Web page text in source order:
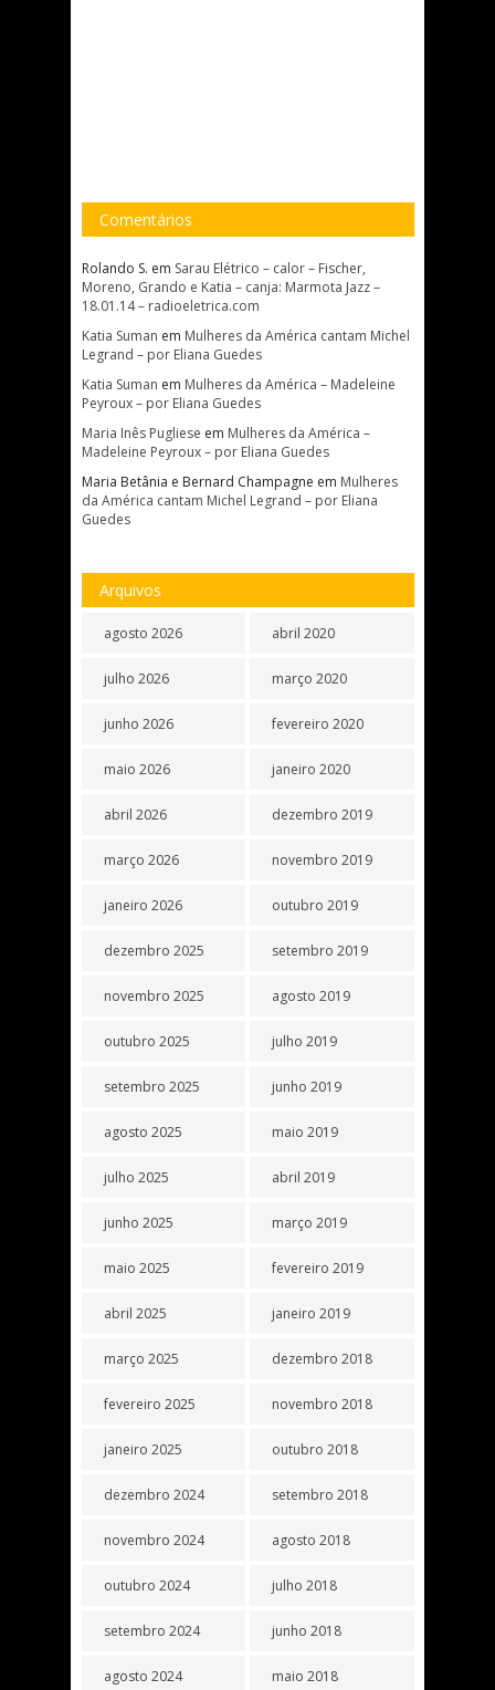
Comentários
Rolando S. em Sarau Elétrico – calor – Fischer,
Moreno, Grando e Katia – canja: Marmota Jazz –
18.01.14 – radioeletrica.com
Katia Suman em Mulheres da América cantam Michel
Legrand – por Eliana Guedes
Katia Suman em Mulheres da América – Madeleine
Peyroux – por Eliana Guedes
Maria Inês Pugliese em Mulheres da América –
Madeleine Peyroux – por Eliana Guedes
Maria Betânia e Bernard Champagne em Mulheres
da América cantam Michel Legrand – por Eliana
Guedes
Arquivos
agosto 2026
julho 2026
junho 2026
maio 2026
abril 2026
março 2026
janeiro 2026
dezembro 2025
novembro 2025
outubro 2025
setembro 2025
agosto 2025
julho 2025
junho 2025
maio 2025
abril 2025
março 2025
fevereiro 2025
janeiro 2025
dezembro 2024
novembro 2024
outubro 2024
setembro 2024
agosto 2024
abril 2020
março 2020
fevereiro 2020
janeiro 2020
dezembro 2019
novembro 2019
outubro 2019
setembro 2019
agosto 2019
julho 2019
junho 2019
maio 2019
abril 2019
março 2019
fevereiro 2019
janeiro 2019
dezembro 2018
novembro 2018
outubro 2018
setembro 2018
agosto 2018
julho 2018
junho 2018
maio 2018